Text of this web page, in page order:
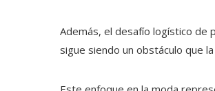
Además, el desafío logístico de
sigue siendo un obstáculo que